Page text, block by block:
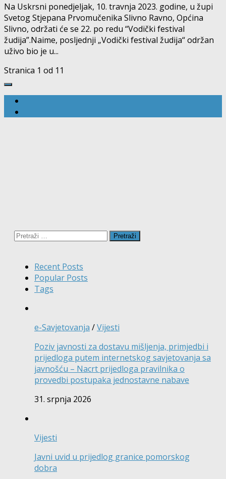
Na Uskrsni ponedjeljak, 10. travnja 2023. godine, u župi
Svetog Stjepana Prvomučenika Slivno Ravno, Općina
Slivno, održati će se 22. po redu “Vodički festival
žudija”.Naime, posljednji „Vodički festival žudija“ održan
uživo bio je u...
Stranica 1 od 1 1
Pretraži:
Recent Posts
Popular Posts
Tags
e-Savjetovanja /Vijesti
Poziv javnosti za dostavu mišljenja, primjedbi i
prijedloga putem internetskog savjetovanja sa
javnošću – Nacrt prijedloga pravilnika o
provedbi postupaka jednostavne nabave
31. srpnja 2026
Vijesti
Javni uvid u prijedlog granice pomorskog
dobra